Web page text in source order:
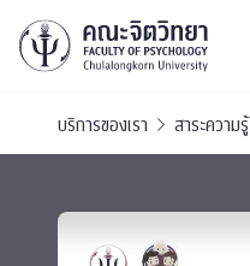
บริการของเรา สาระความรู้